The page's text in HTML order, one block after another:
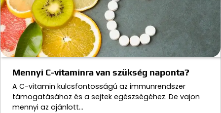
Mennyi C-vitaminra van szükség naponta?
A C-vitamin kulcsfontosságú az immunrendszer
támogatásához és a sejtek egészségéhez. De vajon
mennyi az ajánlott…